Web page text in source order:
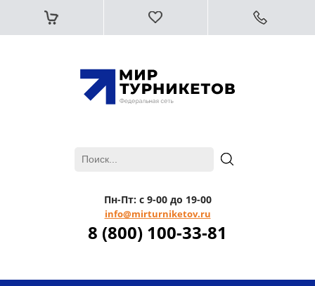
Пн-Пт: с 9-00 до 19-00
info@mirturniketov.ru
8 (800) 100-33-81